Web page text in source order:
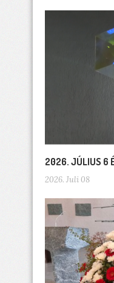
2026. JÚLIUS 6
2026. Juli 08